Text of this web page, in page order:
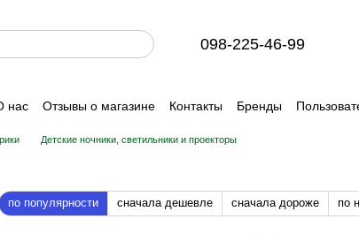
098-225-46-99
нас Отзывы о магазине Контакты Бренды
Детские ночники, светильники и проекторы
по популярности сначала дешевле сначала дороже по